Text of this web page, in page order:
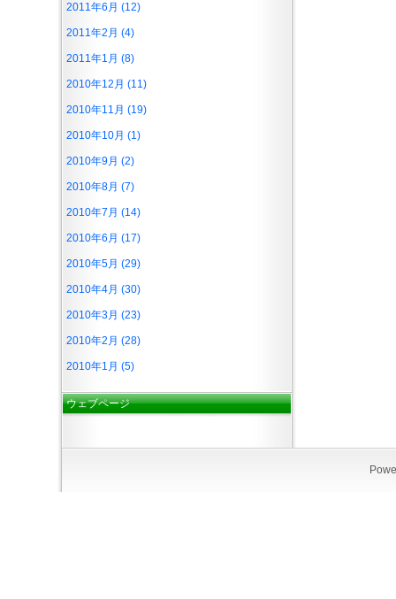
2011年6月 (12)
2011年2月 (4)
2011年1月 (8)
2010年12月 (11)
2010年11月 (19)
2010年10月 (1)
2010年9月 (2)
2010年8月 (7)
2010年7月 (14)
2010年6月 (17)
2010年5月 (29)
2010年4月 (30)
2010年3月 (23)
2010年2月 (28)
2010年1月 (5)
ウェブページ